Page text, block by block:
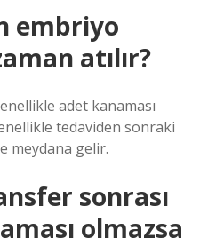
embriyo
atılır?
adet kanaması
tedaviden sonraki
meydana gelir.
sonrası
olmazsa